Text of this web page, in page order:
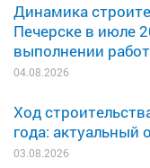
Динамика
Печерске в июле
выполнении работ
04.08.2026
Ход
года: актуальный
03.08.2026